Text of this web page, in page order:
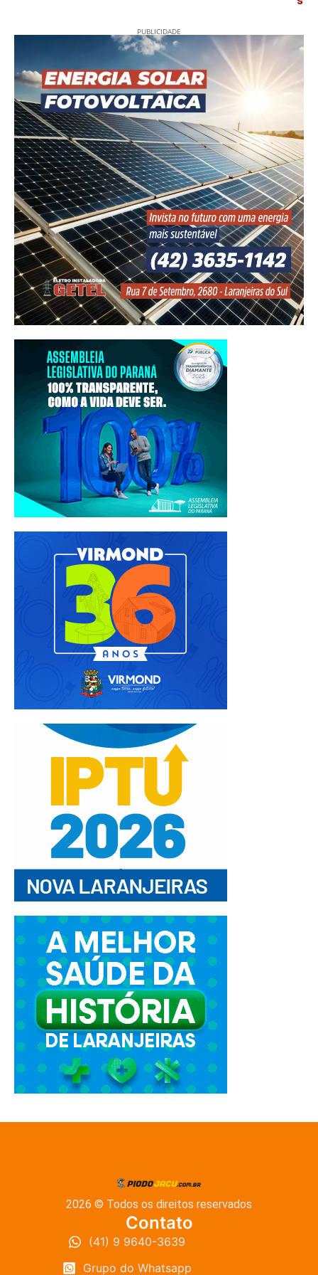
PUBLICIDADE
2026 © Todos os direitos reservados
Contato
(41) 9 9640-3639
Grupo do Whatsapp